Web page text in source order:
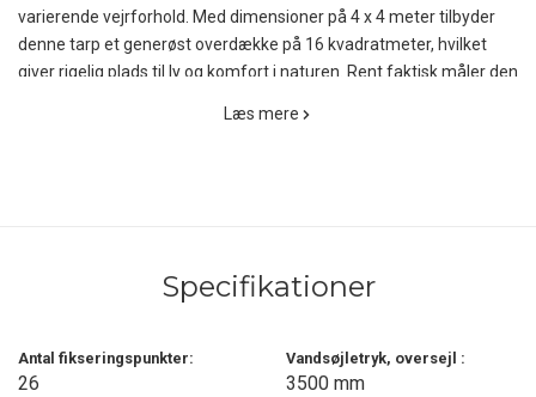
varierende vejrforhold. Med dimensioner på 4 x 4 meter tilbyder
denne tarp et generøst overdække på 16 kvadratmeter, hvilket
giver rigelig plads til ly og komfort i naturen. Rent faktisk måler den
og forbedrer termisk komfort under kolde nætter. Denne
dage ved at reflektere solens stråler.
Læs mere
Specifikationer
Antal fikseringspunkter:
26
Vandsøjletryk, oversejl :
3500 mm